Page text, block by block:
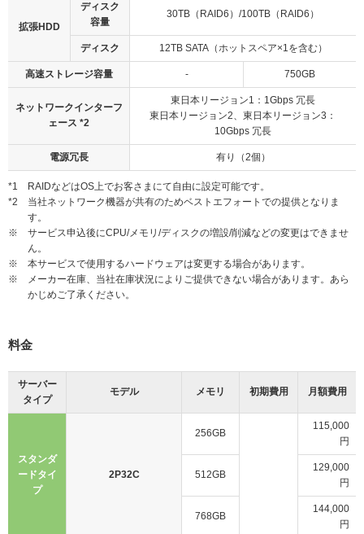
拡張HDD
ディスク
容量
30TB（RAID6）/100TB（RAID6）
ディスク 12TB SATA（ホットスペア×1を含む）
高速ストレージ容量 - 750GB
ネットワークインターフ
ェース *2
東日本リージョン1：1Gbps 冗長
東日本リージョン2、東日本リージョン3：
10Gbps 冗長
電源冗長 有り（2個）
*1
RAIDなどはOS上でお客さまにて自由に設定可能です。
*2
当社ネットワーク機器が共有のためベストエフォートでの提供となりま
す。
※
サービス申込後にCPU/メモリ/ディスクの増設/削減などの変更はできませ
ん。
※
本サービスで使用するハードウェアは変更する場合があります。
※
メーカー在庫、当社在庫状況によりご提供できない場合があります。あら
かじめご了承ください。
料金
サーバー
タイプ
モデル メモリ 初期費用 月額費用
スタンダ
ードタイ
プ
2P32C
256GB
115,000
円
512GB
129,000
円
768GB
144,000
円